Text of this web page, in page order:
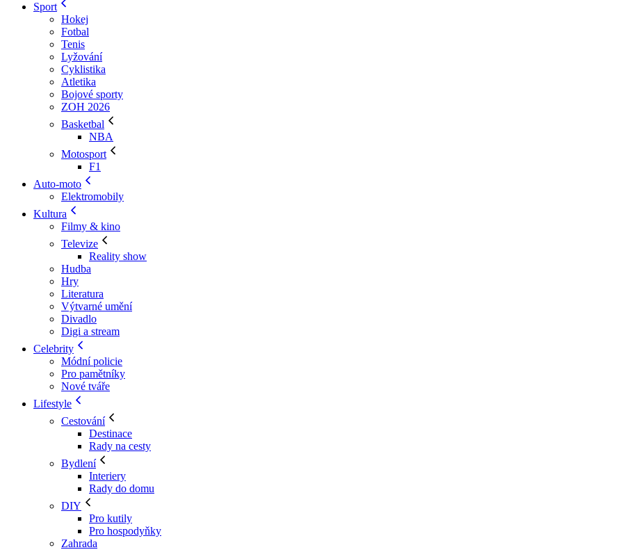
Sport
Hokej
Fotbal
Tenis
Lyžování
Cyklistika
Atletika
Bojové sporty
ZOH 2026
Basketbal
NBA
Motosport
F1
Auto-moto
Elektromobily
Kultura
Filmy & kino
Televize
Reality show
Hudba
Hry
Literatura
Výtvarné umění
Divadlo
Digi a stream
Celebrity
Módní policie
Pro pamětníky
Nové tváře
Lifestyle
Cestování
Destinace
Rady na cesty
Bydlení
Interiery
Rady do domu
DIY
Pro kutily
Pro hospodyňky
Zahrada